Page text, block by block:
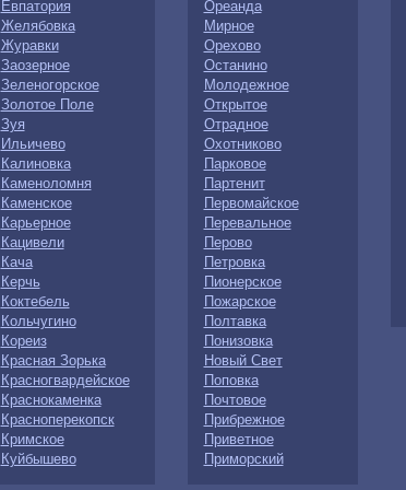
Евпатория
Желябовка
Журавки
Заозерное
Зеленогорское
Золотое Поле
Зуя
Ильичево
Калиновка
Каменоломня
Каменское
Карьерное
Кацивели
Кача
Керчь
Коктебель
Кольчугино
Кореиз
Красная Зорька
Красногвардейское
Краснокаменка
Красноперекопск
Кримское
Куйбышево
Ореанда
Мирное
Орехово
Останино
Молодежное
Открытое
Отрадное
Охотниково
Парковое
Партенит
Первомайское
Перевальное
Перово
Петровка
Пионерское
Пожарское
Полтавка
Понизовка
Новый Свет
Поповка
Почтовое
Прибрежное
Приветное
Приморский